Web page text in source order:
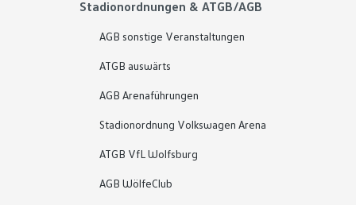
Stadionordnungen & ATGB/AGB
AGB sonstige Veranstaltungen
ATGB auswärts
AGB Arenaführungen
Stadionordnung Volkswagen Arena
ATGB VfL Wolfsburg
AGB WölfeClub